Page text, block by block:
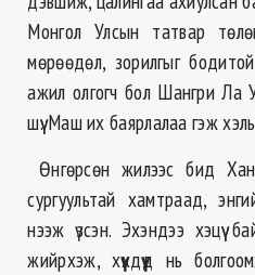
Монгол Улсын татвар
мөрөөдөл, зорилгыг
ажил олгогч бол Шангри Ла
шүү. Маш их баярлалаа гэж
Өнгөрсөн жилээс бид
сургуультай хамтраад,
нээж үзсэн. Эхэндээ хэцүү
жийрхэж, хүүхдүүд нь